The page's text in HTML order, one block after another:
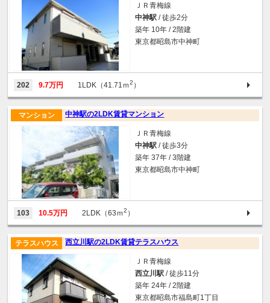
ＪＲ青梅線
中神駅 / 徒歩2分
築年 10年 / 2階建
東京都昭島市中神町
202 9.7万円 1LDK（41.71ｍ2 ）
中神駅の2LDK賃貸マンション
マンション
ＪＲ青梅線
中神駅 / 徒歩3分
築年 37年 / 3階建
東京都昭島市中神町
103 10.5万円 2LDK（63ｍ2 ）
西立川駅の2LDK賃貸テラスハウス
テラスハウス
ＪＲ青梅線
西立川駅 / 徒歩11分
築年 24年 / 2階建
東京都昭島市福島町1丁目